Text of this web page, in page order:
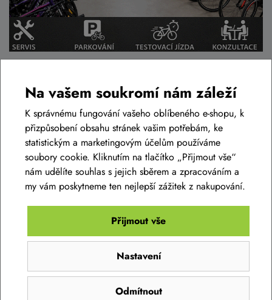
Podobné zboží v této cenové relaci
Silvini pánská mikina MJ2605 Anterselvo
AKCE -10%
Na vašem soukromí nám záleží
K správnému fungování vašeho oblíbeného e-shopu, k
přizpůsobení obsahu stránek vašim potřebám, ke
statistickým a marketingovým účelům používáme
soubory cookie. Kliknutím na tlačítko „Přijmout vše“
nám udělíte souhlas s jejich sběrem a zpracováním a
my vám poskytneme ten nejlepší zážitek z nakupování.
Odmítnout
Nastavení
Přijmout vše